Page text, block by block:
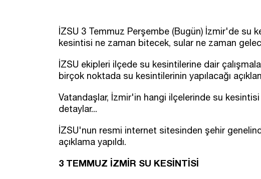
İZSU 3 Temmuz Perşembe (Bugün) İzmir'de su
kesintisi ne zaman bitecek, sular ne zaman
İZSU ekipleri ilçede su kesintilerine dair
birçok noktada su kesintilerinin yapılacağı
Vatandaşlar, İzmir'in hangi ilçelerinde su kesintisi
detaylar...
İZSU'nun resmi internet sitesinden şehir
açıklama yapıldı.
3 TEMMUZ İZMİR SU KESİNTİSİ